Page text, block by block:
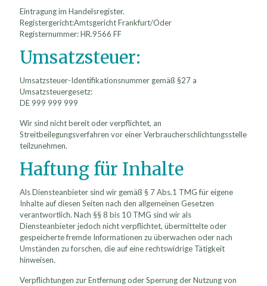
Eintragung im Handelsregister.
Registergericht:Amtsgericht Frankfurt/Oder
Registernummer: HR.9566 FF
Umsatzsteuer:
Umsatzsteuer-Identifikationsnummer gemäß §27 a
Umsatzsteuergesetz:
DE 999 999 999
Wir sind nicht bereit oder verpflichtet, an
Streitbeilegungsverfahren vor einer Verbraucherschlichtungsstelle
teilzunehmen.
Haftung für Inhalte
Als Diensteanbieter sind wir gemäß § 7 Abs.1 TMG für eigene
Inhalte auf diesen Seiten nach den allgemeinen Gesetzen
verantwortlich. Nach §§ 8 bis 10 TMG sind wir als
Diensteanbieter jedoch nicht verpflichtet, übermittelte oder
gespeicherte fremde Informationen zu überwachen oder nach
Umständen zu forschen, die auf eine rechtswidrige Tätigkeit
hinweisen.
Verpflichtungen zur Entfernung oder Sperrung der Nutzung von